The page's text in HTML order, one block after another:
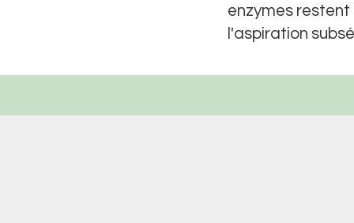
enzymes
l'aspiration